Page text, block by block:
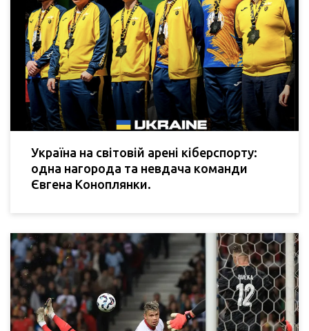
Україна на світовій арені кіберспорту:
одна нагорода та невдача команди
Євгена Коноплянки.